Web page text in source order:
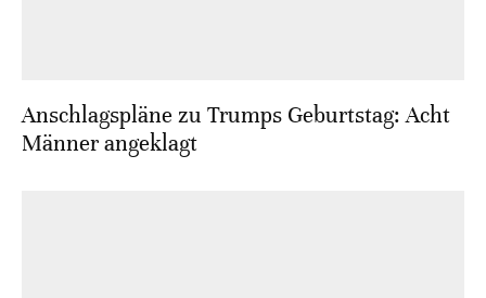
Anschlagspläne zu Trumps Geburtstag: Acht
Männer angeklagt